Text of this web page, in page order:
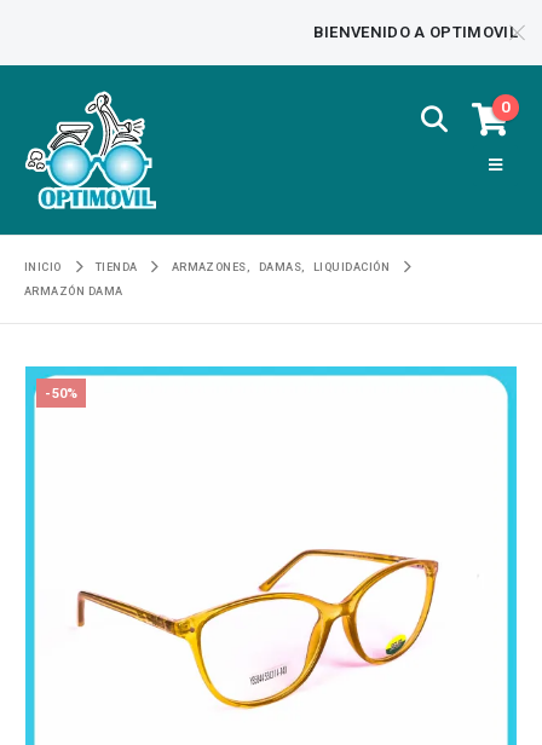
BIENVENIDO A OPTIMOVIL
0
INICIO TIENDA ARMAZONES DAMAS
LIQUIDACIÓN
ARMAZÓN DAMA
-50%